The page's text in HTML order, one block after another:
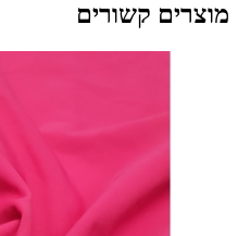
מוצרים קשורים